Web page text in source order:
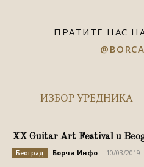
ПРАТИТЕ НАС
ИЗБОР УРЕДНИКА
XX Guitar Art Festival u
Београд Борча Инфо - 10/03/2019